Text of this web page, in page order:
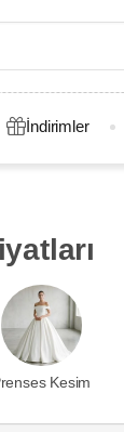
İndirimler
Kesim